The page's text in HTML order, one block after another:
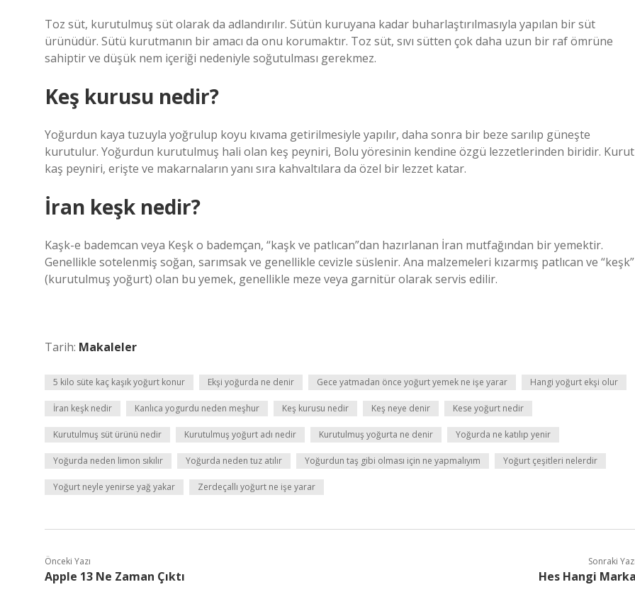
Toz süt, kurutulmuş süt olarak da adlandırılır. Sütün kuruyana kadar buharlaştırılmasıyla yapılan bir süt
ürünüdür. Sütü kurutmanın bir amacı da onu korumaktır. Toz süt, sıvı sütten çok daha uzun bir raf ömrüne
sahiptir ve düşük nem içeriği nedeniyle soğutulması gerekmez.
Keş kurusu nedir?
Yoğurdun kaya tuzuyla yoğrulup koyu kıvama getirilmesiyle yapılır, daha sonra bir beze sarılıp güneşte
kurutulur. Yoğurdun kurutulmuş hali olan keş peyniri, Bolu yöresinin kendine özgü lezzetlerinden biridir.
kaş peyniri, erişte ve makarnaların yanı sıra kahvaltılara da özel bir lezzet katar.
İran keşk nedir?
Kaşk-e bademcan veya Keşk o bademçan, “kaşk ve patlıcan”dan hazırlanan İran mutfağından bir yemektir.
Genellikle sotelenmiş soğan, sarımsak ve genellikle cevizle süslenir. Ana malzemeleri kızarmış patlıcan ve “keşk”
(kurutulmuş yoğurt) olan bu yemek, genellikle meze veya garnitür olarak servis edilir.
Tarih: Makaleler
5 kilo süte kaç kaşık yoğurt konur Ekşi yoğurda ne denir Gece yatmadan önce yoğurt yemek ne işe yarar Hangi yoğurt ekşi olur
İran keşk nedir Kanlıca yogurdu neden meşhur Keş kurusu nedir Keş neye denir Kese yoğurt nedir
Kurutulmuş süt ürünü nedir Kurutulmuş yoğurt adı nedir Kurutulmuş yoğurta ne denir Yoğurda ne katılıp yenir
Yoğurda neden limon sıkılır Yoğurda neden tuz atılır Yoğurdun taş gibi olması için ne yapmalıyım Yoğurt çeşitleri nelerdir
Yoğurt neyle yenirse yağ yakar Zerdeçallı yoğurt ne işe yarar
Önceki Yazı
Apple 13 Ne Zaman Çıktı
Sonraki
Hes Hangi